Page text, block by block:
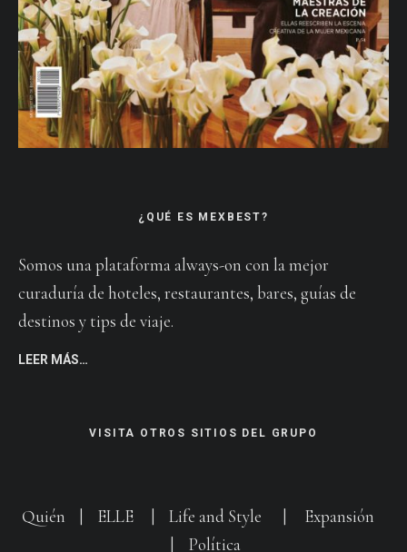
¿QUÉ ES MEXBEST?
Somos una plataforma always-on con la mejor
curaduría de hoteles, restaurantes, bares, guías de
destinos y tips de viaje.
LEER MÁS…
VISITA OTROS SITIOS DEL GRUPO
Quién ELLE Life and Style
Expansión
Política